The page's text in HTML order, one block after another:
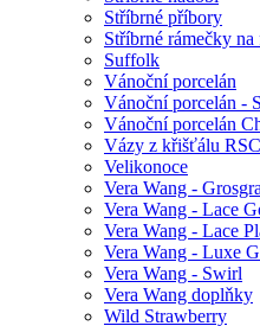
Stříbrné příbory
Stříbrné rámečky
Suffolk
Vánoční porcelán
Vánoční porcelán -
Vánoční porcelán
Vázy z křišťálu RSC
Velikonoce
Vera Wang -
Vera Wang - Lace
Vera Wang - Lace
Vera Wang - Luxe
Vera Wang - Swirl
Vera Wang doplňky
Wild Strawberry